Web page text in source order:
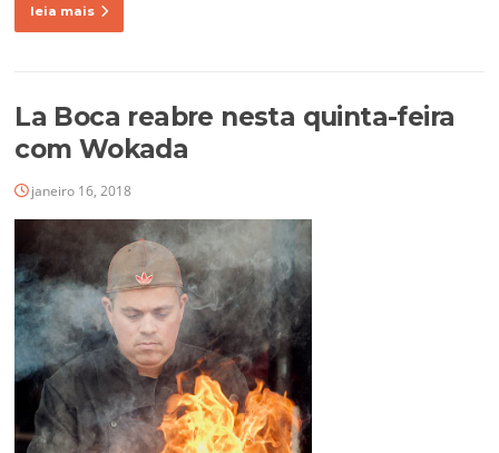
leia mais
La Boca reabre nesta quinta-feira
com Wokada
janeiro 16, 2018